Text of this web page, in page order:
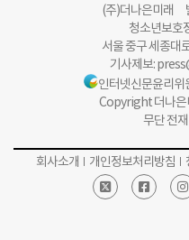
(주)더나은미래
청소년보호
서울 중구 세종대
기사제보:
인터넷신문윤리위
Copyright 더나
무단 전
회사소개 개인정보처리방침